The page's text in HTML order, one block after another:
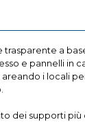
a
e pannelli in
i locali
dei supporti